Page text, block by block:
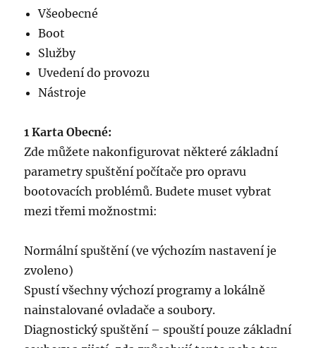
Všeobecné
Boot
Služby
Uvedení do provozu
Nástroje
1 Karta Obecné:
Zde můžete nakonfigurovat některé základní
parametry spuštění počítače pro opravu
bootovacích problémů. Budete muset vybrat
mezi třemi možnostmi:
Normální spuštění (ve výchozím nastavení je
zvoleno)
Spustí všechny výchozí programy a lokálně
nainstalované ovladače a soubory.
Diagnostický spuštění – spouští pouze základní